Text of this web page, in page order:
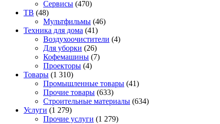
Сервисы (470)
ТВ (48)
Мультфильмы (46)
Техника для дома (41)
Воздухоочистители (4)
Для уборки (26)
Кофемашины (7)
Проекторы (4)
Товары (1 310)
Промышленные товары (41)
Прочие товары (633)
Строительные материалы (634)
Услуги (1 279)
Прочие услуги (1 279)